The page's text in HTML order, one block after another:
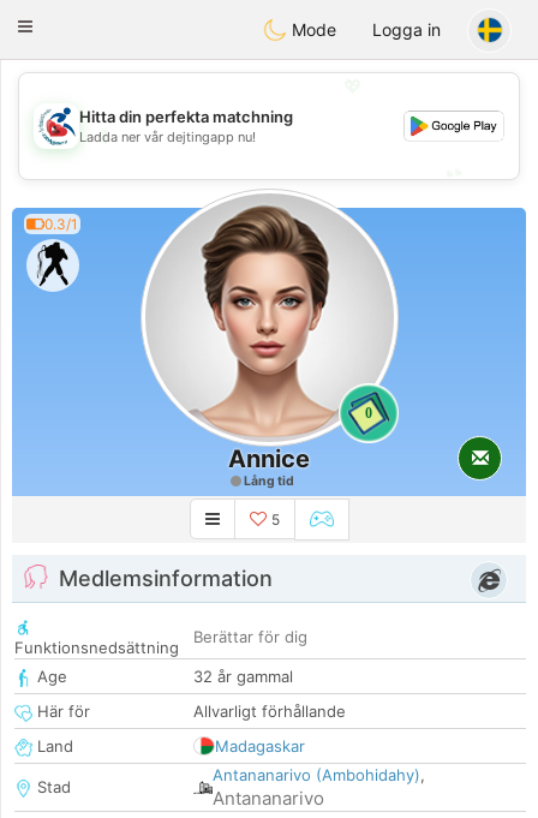
Handi Space
Toggle
Mode Logga in
💖
💕
Hitta din perfekta matchning
Ladda ner vår dejtingapp nu!
0.3/1
0
Annice
Lång tid
5
Medlemsinformation
Funktionsnedsättning
Berättar för dig
Age
32 år gammal
Här för
Allvarligt förhållande
Land
Madagaskar
Stad
Antananarivo (Ambohidahy),
Antananarivo